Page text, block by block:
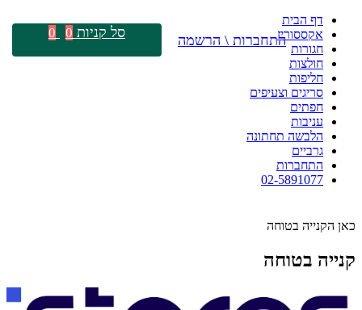
דף הבית
אקססוריז
חגורות
חולצות
חליפות
סריגים וצעיפים
חפתים
עניבות
הלבשה תחתונה
גרביים
התחברות
02-5891077
כאן הקנייה בטוחה
קנייה בטוחה
התחברות \ הרשמה סל קניות 0
0